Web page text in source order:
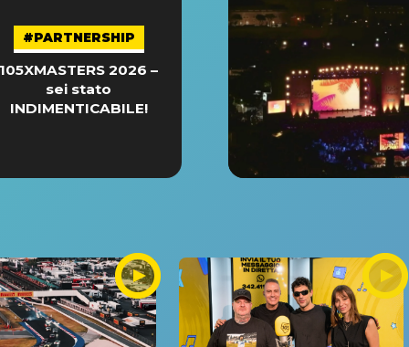
#PARTNERSHIP
105XMASTERS 2026 –
sei stato
INDIMENTICABILE!